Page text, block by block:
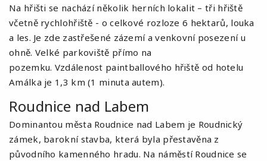
Na hřišti se nachází několik herních lokalit – tři hřiště
včetně rychlohřiště - o celkové rozloze 6 hektarů, louka
a les. Je zde zastřešené zázemí a venkovní posezení u
ohně. Velké parkoviště přímo na
pozemku. Vzdálenost paintballového hřiště od hotelu
Amálka je 1,3 km (1 minuta autem).
Roudnice nad Labem
Dominantou města Roudnice nad Labem je Roudnický
zámek, barokní stavba, která byla přestavěna z
původního kamenného hradu. Na náměstí Roudnice se